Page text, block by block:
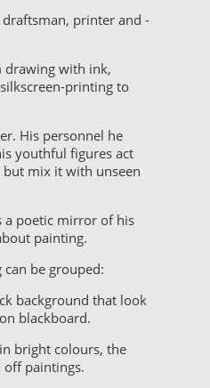
printer and -
drawing with ink,
printing to
His personnel he
youthful figures act
mix it with unseen
a poetic mirror of his
painting.
be grouped:
background that look
blackboard.
bright colours, the
paintings.